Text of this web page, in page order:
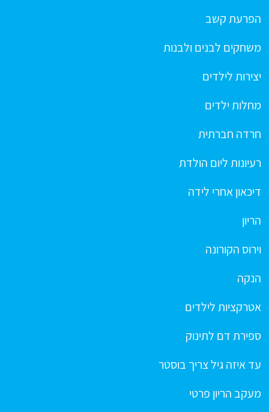
הפרעת קשב
משחקים לבנים ולבנות
יצירות לילדים
מחלות ילדים
חרדה חברתית
רעיונות ליום הולדת
דיכאון אחרי לידה
הריון
וירוס הקורונה
הנקה
אטרקציות לילדים
ספירת דם לתינוק
עד איזה גיל צריך בוסטר
מעקב הריון פרטי